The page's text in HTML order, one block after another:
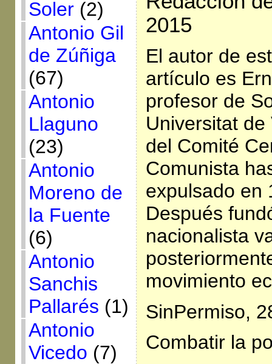
Soler(2)
Antonio Gil
de Zúñiga
(67)
Antonio
Llaguno
(23)
Antonio
Moreno de
la Fuente
(6)
Antonio
Sanchis
Pallarés (1)
Antonio
Vicedo (7)
2015
El autor de
artículo es
profesor de
Universitat
del Comité
Comunista
expulsado en
Después
nacionalista
movimiento
SinPermiso,
Combatir la